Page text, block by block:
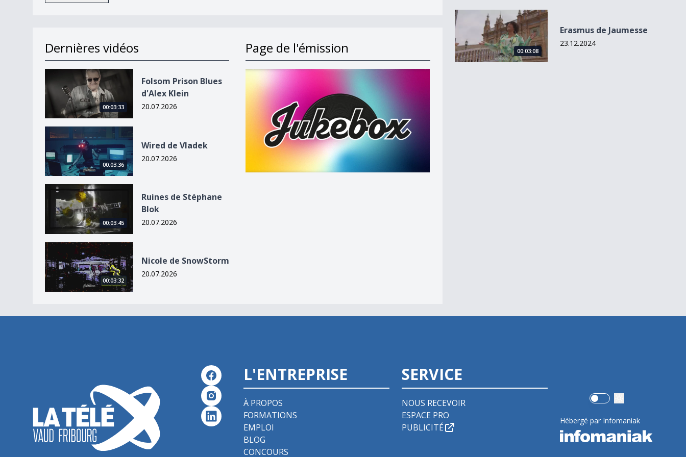
Dernières vidéos
Folsom Prison Blues d&#039;Alex Klein
00:03:33
Folsom Prison Blues
d'Alex Klein
20.07.2026
Wired de Vladek
00:03:36
Wired de Vladek
20.07.2026
Ruines de Stéphane Blok
00:03:45
Ruines de Stéphane
Blok
20.07.2026
Nicole de SnowStorm
00:03:32
Nicole de SnowStorm
20.07.2026
Page de l'émission
Erasmus de Jaumesse
00:03:08
Erasmus de Jaumesse
23.12.2024
L'ENTREPRISE
À PROPOS
FORMATIONS
EMPLOI
BLOG
CONCOURS
SERVICE
NOUS RECEVOIR
ESPACE PRO
PUBLICITÉ
Use setting
Hébergé par Infomaniak